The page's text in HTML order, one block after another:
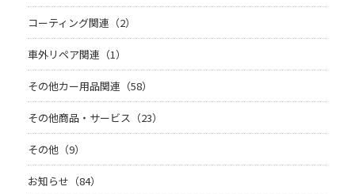
コーティング関連（2）
車外リペア関連（1）
その他カー用品関連（58）
その他商品・サービス（23）
その他（9）
お知らせ（84）